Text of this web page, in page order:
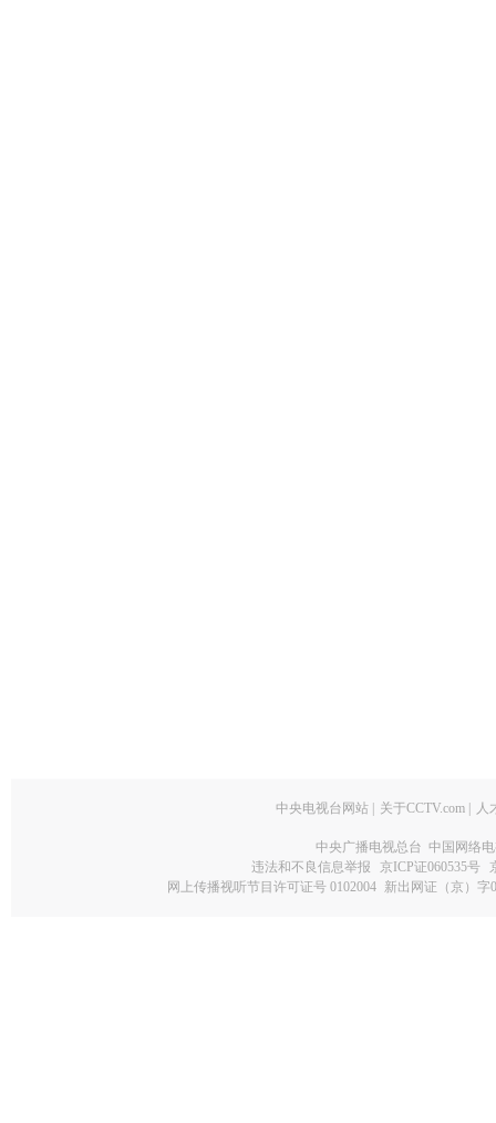
中央电视台网站 关于CCTV.com 人
中央广播电视总台 中国网络
违法和不良信息举报
京ICP证060535号
网上传播视听节目许可证号 0102004 新出网证（京）